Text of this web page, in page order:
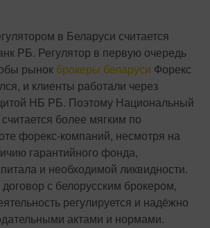
в Беларуси считается
РБ. Регулятор в первую очередь
рынок брокеры беларуси Форекс
и клиенты работали через
НБ РБ. Поэтому Национальный
более мягким по
форекс-компаний, несмотря на
гарантийного фонда,
и необходимой ликвидности.
с белорусским брокером,
регулируется и надёжно
актами и нормами.